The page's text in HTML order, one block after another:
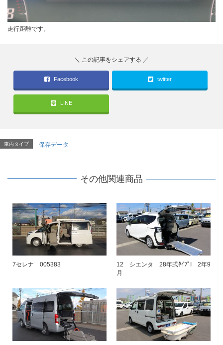
走行距離です。
Facebook twitter
LINE
車両タイプ 保存データ
その他関連商品
7セレナ 005383
12 シエンタ 28年式ﾀｲﾌﾟI 2年9
月